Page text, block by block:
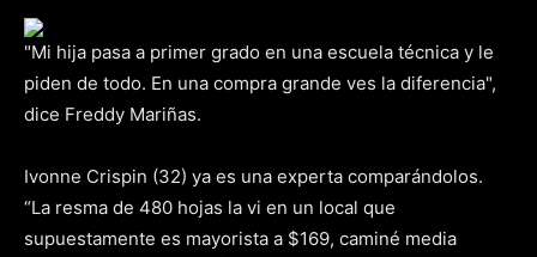
"Mi hija pasa a primer grado en una escuela técnica y le
piden de todo. En una compra grande ves la diferencia",
dice Freddy Mariñas.
Ivonne Crispin (32) ya es una experta comparándolos.
“La resma de 480 hojas la vi en un local que
supuestamente es mayorista a $169, caminé media